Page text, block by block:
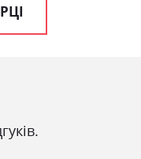
сосна